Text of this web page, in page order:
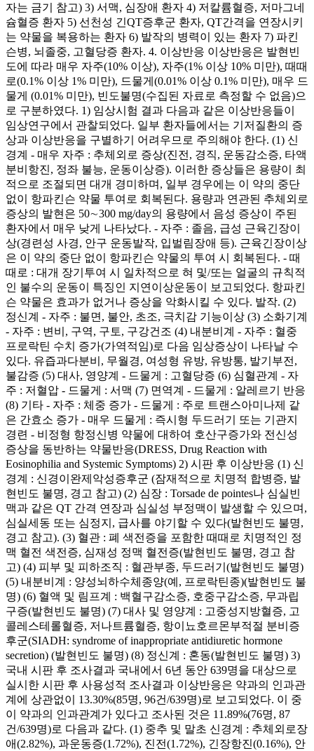
자는 금기 참고) 3) 서맥, 심장애 환자 4) 저칼륨혈증, 저마그네
슘혈증 환자 5) 선천성 긴QT증후군 환자, QT간격을 연장시키
는 약물을 복용하는 환자 6) 발작의 병력이 있는 환자 7) 파킨
슨병, 뇌졸중, 고혈당증 환자. 4. 이상반응 이상반응은 발현빈
도에 따라 매우 자주(10% 이상), 자주(1% 이상 10% 미만), 때때
로(0.1% 이상 1% 미만), 드물게(0.01% 이상 0.1% 미만), 매우 드
물게 (0.01% 미만), 빈도불명(수집된 자료로 측정할 수 없음)으
로 구분하였다. 1) 임상시험 결과 다음과 같은 이상반응들이
임상연구에서 관찰되었다. 일부 환자들에서는 기저질환의 증
상과 이상반응을 구별하기 어려우므로 주의해야 한다. (1) 신
경계 - 매우 자주 : 추체외로 증상(진전, 경직, 운동감소증, 타액
분비항진, 정좌 불능, 운동이상증). 이러한 증상들은 용량이 최
적으로 조절되면 대개 경미하며, 일부 경우에는 이 약의 중단
없이 항파킨슨 약물 투여로 회복된다. 용량과 연관된 추체외로
증상의 발현은 50∼300 mg/day의 용량에서 음성 증상이 주된
환자에서 매우 낮게 나타났다. - 자주 : 졸음, 급성 근육긴장이
상(경련성 사경, 안구 운동발작, 입벌림장애 등). 근육긴장이상
은 이 약의 중단 없이 항파킨슨 약물의 투여 시 회복된다. - 때
때로 : 대개 장기투여 시 일차적으로 혀 및/또는 얼굴의 규칙적
인 불수의 운동이 특징인 지연이상운동이 보고되었다. 항파킨
슨 약물은 효과가 없거나 증상을 악화시킬 수 있다. 발작. (2)
정신계 - 자주 : 불면, 불안, 초조, 극치감 기능이상 (3) 소화기계
- 자주 : 변비, 구역, 구토, 구강건조 (4) 내분비계 - 자주 : 혈중
프로락틴 수치 증가(가역적임)로 다음 임상증상이 나타날 수
있다. 유즙과다분비, 무월경, 여성형 유방, 유방통, 발기부전,
불감증 (5) 대사, 영양계 - 드물게 : 고혈당증 (6) 심혈관계 - 자
주 : 저혈압 - 드물게 : 서맥 (7) 면역계 - 드물게 : 알레르기 반응
(8) 기타 - 자주 : 체중 증가 - 드물게 : 주로 트랜스아미나제 같
은 간효소 증가 - 매우 드물게 : 즉시형 두드러기 또는 기관지
경련 - 비정형 항정신병 약물에 대하여 호산구증가와 전신성
증상을 동반하는 약물반응(DRESS, Drug Reaction with
Eosinophilia and Systemic Symptoms) 2) 시판 후 이상반응 (1) 신
경계 : 신경이완제악성증후군 (잠재적으로 치명적 합병증, 발
현빈도 불명, 경고 참고) (2) 심장 : Torsade de pointes나 심실빈
맥과 같은 QT 간격 연장과 심실성 부정맥이 발생할 수 있으며,
심실세동 또는 심정지, 급사를 야기할 수 있다(발현빈도 불명,
경고 참고). (3) 혈관 : 폐 색전증을 포함한 때때로 치명적인 정
맥 혈전 색전증, 심재성 정맥 혈전증(발현빈도 불명, 경고 참
고) (4) 피부 및 피하조직 : 혈관부종, 두드러기(발현빈도 불명)
(5) 내분비계 : 양성뇌하수체종양(예, 프로락틴종)(발현빈도 불
명) (6) 혈액 및 림프계 : 백혈구감소증, 호중구감소증, 무과립
구증(발현빈도 불명) (7) 대사 및 영양계 : 고중성지방혈증, 고
콜레스테롤혈증, 저나트륨혈증, 항이뇨호르몬부적절 분비증
후군(SIADH: syndrome of inappropriate antidiuretic hormone
secretion) (발현빈도 불명) (8) 정신계 : 혼동(발현빈도 불명) 3)
국내 시판 후 조사결과 국내에서 6년 동안 639명을 대상으로
실시한 시판 후 사용성적 조사결과 이상반응은 약과의 인과관
계에 상관없이 13.30%(85명, 96건/639명)로 보고되었다. 이 중
이 약과의 인과관계가 있다고 조사된 것은 11.89%(76명, 87
건/639명)로 다음과 같다. (1) 중추 및 말초 신경계 : 추체외로장
애(2.82%), 과운동증(1.72%), 진전(1.72%), 긴장항진(0.16%), 안